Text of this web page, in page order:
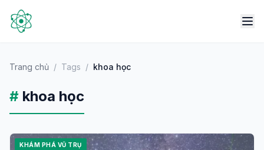
Trang chủ / Tags / khoa học
# khoa học
KHÁM PHÁ VŨ TRỤ